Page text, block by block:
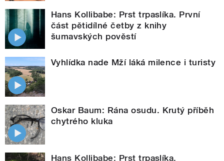
Hans Kollibabe: Prst trpaslíka. První
část pětidílné četby z knihy
šumavských pověstí
Vyhlídka nade Mží láká milence i turisty
Oskar Baum: Rána osudu. Krutý příběh
chytrého kluka
Hans Kollibabe: Prst trpaslíka.